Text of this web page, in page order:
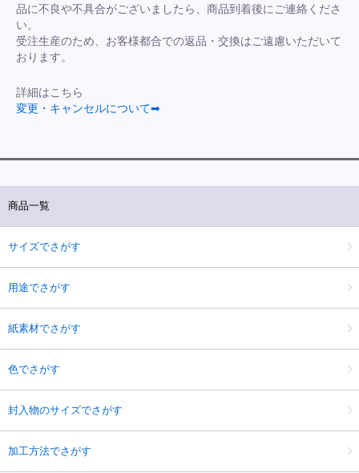
品に不良や不具合がございましたら、商品到着後にご連絡くださ
い。
受注生産のため、お客様都合での返品・交換はご遠慮いただいて
おります。
詳細はこちら
変更・キャンセルについて➡
商品一覧
サイズでさがす
用途でさがす
紙素材でさがす
色でさがす
封入物のサイズでさがす
加工方法でさがす